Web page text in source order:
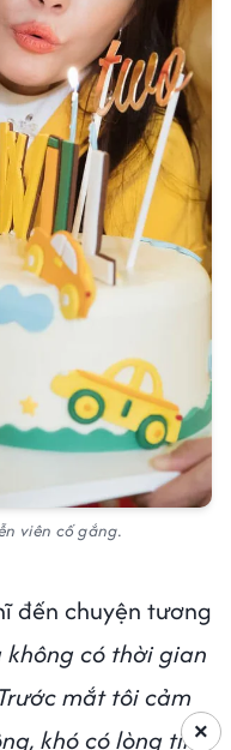
viên cố gắng.
đến chuyện tương
có thời gian
mắt tôi cảm
khó có lòng tin,×